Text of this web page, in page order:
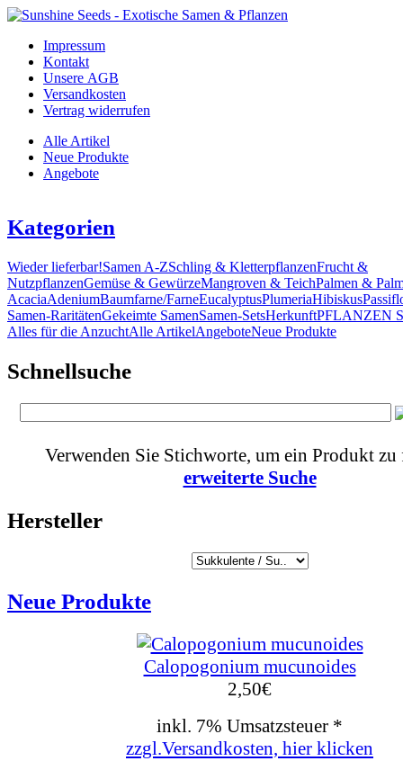
Impressum
Kontakt
Unsere AGB
Versandkosten
Vertrag widerrufen
Alle Artikel
Neue Produkte
Angebote
Kategorien
Wieder lieferbar!Samen A-ZSchling & KletterpflanzenFrucht &
NutzpflanzenGemüse & GewürzeMangroven & TeichPalmen &
AcaciaAdeniumBaumfarne/FarneEucalyptusPlumeriaHibiskus
Samen-RaritätenGekeimte SamenSamen-SetsHerkunftPFLANZEN
Alles für die AnzuchtAlle ArtikelAngeboteNeue Produkte
Schnellsuche
Verwenden Sie Stichworte, um ein Produkt zu
erweiterte Suche
Hersteller
Neue Produkte
Calopogonium mucunoides
2,50€
inkl. 7% Umsatzsteuer *
zzgl.Versandkosten, hier klicken